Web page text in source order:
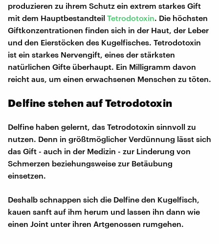
produzieren zu ihrem Schutz ein extrem starkes Gift
mit dem Hauptbestandteil Tetrodotoxin. Die höchsten
Giftkonzentrationen finden sich in der Haut, der Leber
und den Eierstöcken des Kugelfisches. Tetrodotoxin
ist ein starkes Nervengift, eines der stärksten
natürlichen Gifte überhaupt. Ein Milligramm davon
reicht aus, um einen erwachsenen Menschen zu töten.
Delfine stehen auf Tetrodotoxin
Delfine haben gelernt, das Tetrodotoxin sinnvoll zu
nutzen. Denn in größtmöglicher Verdünnung lässt sich
das Gift - auch in der Medizin - zur Linderung von
Schmerzen beziehungsweise zur Betäubung
einsetzen.
Deshalb schnappen sich die Delfine den Kugelfisch,
kauen sanft auf ihm herum und lassen ihn dann wie
einen Joint unter ihren Artgenossen rumgehen.